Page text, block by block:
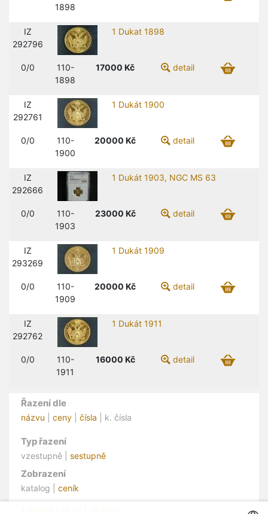
1898
IZ
292796
1 Dukat 1898
0/0
110-
1898
17000 Kč detail
IZ
292761
1 Dukát 1900
0/0
110-
1900
20000 Kč detail
IZ
292666
1 Dukát 1903, NGC MS 63
0/0
110-
1903
23000 Kč detail
IZ
293269
1 Dukát 1909
0/0
110-
1909
20000 Kč detail
IZ
292762
1 Dukát 1911
0/0
110-
1911
16000 Kč detail
Řazení dle
názvu ceny čísla | k. čísla
Typ řazení
vzestupně | sestupně
Zobrazení
katalog | ceník